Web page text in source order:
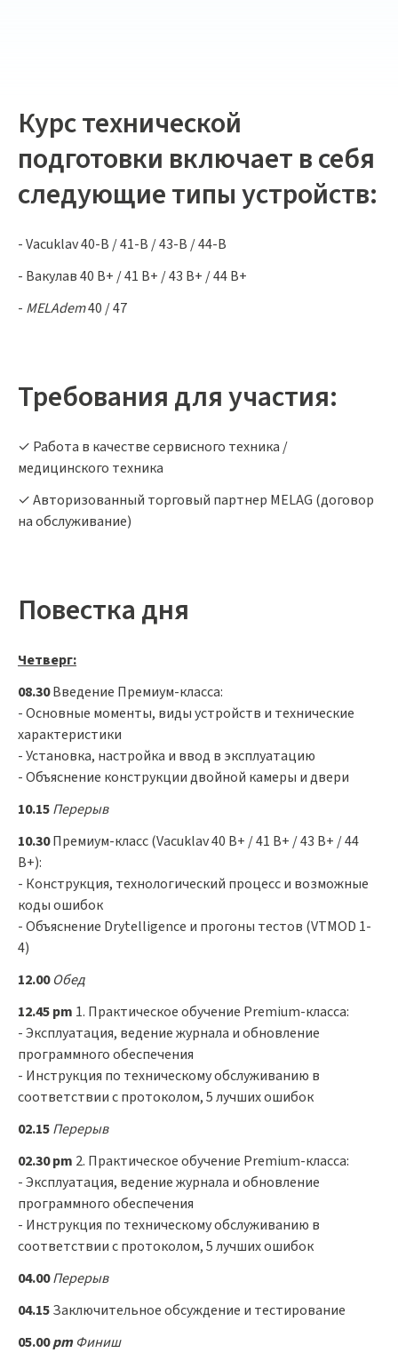
Курс технической
подготовки включает в себя
следующие типы устройств:
- Vacuklav 40-B / 41-B / 43-B / 44-B
- Вакулав 40 B+ / 41 B+ / 43 B+ / 44 B+
- MELAdem40 / 47
Требования для участия:
✓ Работа в качестве сервисного техника /
медицинского техника
✓ Авторизованный торговый партнер MELAG (договор
на обслуживание)
Повестка дня
Четверг:
08.30Введение Премиум-класса:
- Основные моменты, виды устройств и технические
характеристики
- Установка, настройка и ввод в эксплуатацию
- Объяснение конструкции двойной камеры и двери
10.15Перерыв
10.30Премиум-класс (Vacuklav 40 B+ / 41 B+ / 43 B+ / 44
B+):
- Конструкция, технологический процесс и возможные
коды ошибок
- Объяснение Drytelligence и прогоны тестов (VTMOD 1-
4)
12.00Обед
12.45 pm 1. Практическое обучение Premium-класса:
- Эксплуатация, ведение журнала и обновление
программного обеспечения
- Инструкция по техническому обслуживанию в
соответствии с протоколом, 5 лучших ошибок
02.15Перерыв
02.30 pm 2. Практическое обучение Premium-класса:
- Эксплуатация, ведение журнала и обновление
программного обеспечения
- Инструкция по техническому обслуживанию в
соответствии с протоколом, 5 лучших ошибок
04.00Перерыв
04.15Заключительное обсуждение и тестирование
05.00pm Финиш